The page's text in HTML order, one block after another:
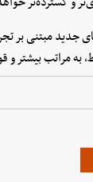
جدید مبتنی بر
به مراتب بیشتر